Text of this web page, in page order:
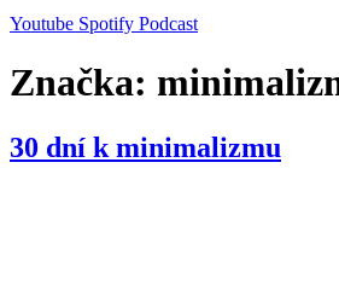
Youtube Spotify Podcast
Značka:
30 dní k minimalizmu